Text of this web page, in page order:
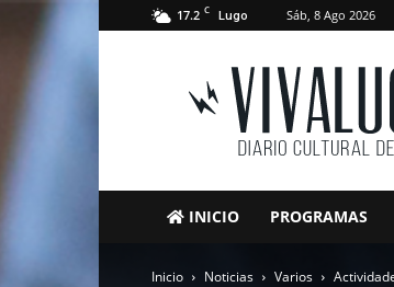
17.2 C Lugo Sáb, 8 Ago 2026
VivaLugo
INICIO PROGRAMAS
Inicio Noticias Varios